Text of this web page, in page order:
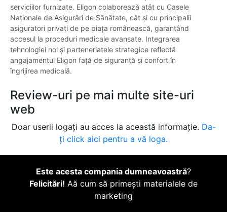
serviciilor furnizate. Eligon colaborează atât cu Casele
Naționale de Asigurări de Sănătate, cât și cu principalii
asiguratori privați de pe piața românească, garantând
accesul la proceduri medicale avansate. Integrarea
tehnologiei noi și parteneriatele strategice reflectă
angajamentul Eligon față de siguranță și confort în
îngrijirea medicală.
Review-uri pe mai multe site-uri
web
Doar userii logați au acces la această informație. Da-
ți click aici pentru a vă loga.
Este acesta compania dumneavoastră?
Felicitări! Aă cum să primești materialele de
marketing